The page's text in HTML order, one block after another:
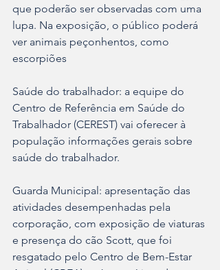
que poderão ser observadas com uma
lupa. Na exposição, o público poderá
ver animais peçonhentos, como
escorpiões
Saúde do trabalhador: a equipe do
Centro de Referência em Saúde do
Trabalhador (CEREST) vai oferecer à
população informações gerais sobre
saúde do trabalhador.
Guarda Municipal: apresentação das
atividades desempenhadas pela
corporação, com exposição de viaturas
e presença do cão Scott, que foi
resgatado pelo Centro de Bem-Estar